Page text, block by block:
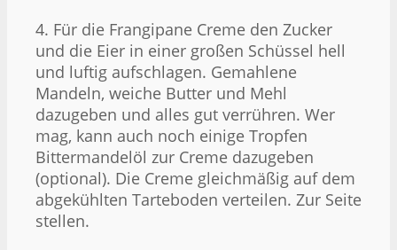
4. Für die Frangipane Creme den Zucker
und die Eier in einer großen Schüssel hell
und luftig aufschlagen. Gemahlene
Mandeln, weiche Butter und Mehl
dazugeben und alles gut verrühren. Wer
mag, kann auch noch einige Tropfen
Bittermandelöl zur Creme dazugeben
(optional). Die Creme gleichmäßig auf dem
abgekühlten Tarteboden verteilen. Zur Seite
stellen.